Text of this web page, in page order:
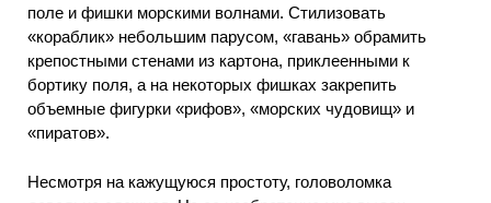
поле и фишки морскими волнами. Стилизовать
«кораблик» небольшим парусом, «гавань» обрамить
крепостными стенами из картона, приклеенными к
бортику поля, а на некоторых фишках закрепить
объемные фигурки «рифов», «морских чудовищ» и
«пиратов».
Несмотря на кажущуюся простоту, головоломка